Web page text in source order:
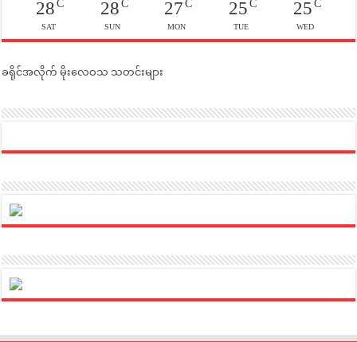
28C
SAT
28C
SUN
27 C
MON
25C
TUE
25C
WED
ခရိုင်အလိုက် မိုးလေဝသ သတင်းများ